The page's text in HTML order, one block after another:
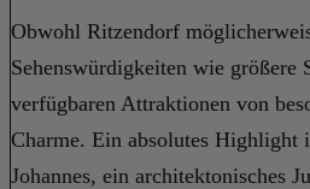
Obwohl Ritzendorf
Sehenswürdigkeiten wie größere
verfügbaren Attraktionen von
Charme. Ein absolutes Highlight
Johannes, ein architektonisches